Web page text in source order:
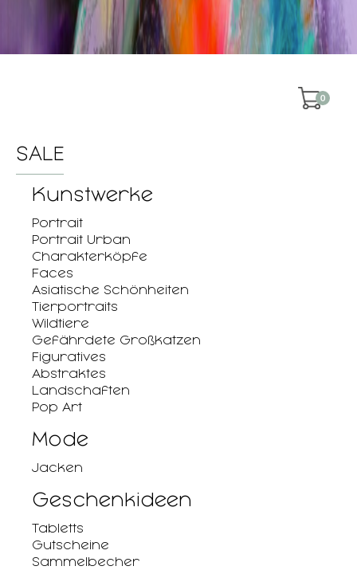
0
SALE
Kunstwerke
Portrait
Portrait Urban
Charakterköpfe
Faces
Asiatische Schönheiten
Tierportraits
Wildtiere
Gefährdete Großkatzen
Figuratives
Abstraktes
Landschaften
Pop Art
Mode
Jacken
Geschenkideen
Tabletts
Gutscheine
Sammelbecher